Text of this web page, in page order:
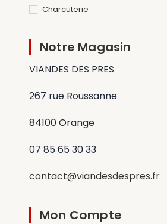
Charcuterie
Notre Magasin
VIANDES DES PRES
267 rue Roussanne
84100 Orange
07 85 65 30 33
contact@viandesdespres.fr
Mon Compte